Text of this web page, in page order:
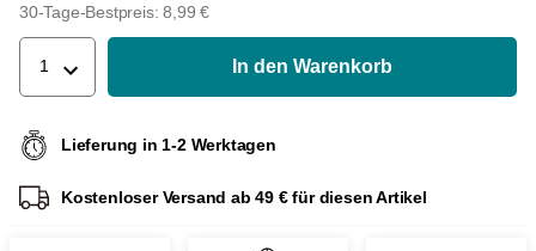
30-Tage-Bestpreis: 8,99 €
1 In den Warenkorb
Lieferung in 1-2 Werktagen
Kostenloser Versand ab 49 € für diesen Artikel